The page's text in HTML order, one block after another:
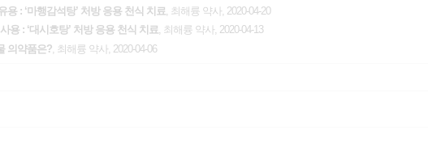
용 : ‘마행감석탕’ 처방 응용 천식 치료, 최해륭 약사, 2020-04-20
용 : ‘대시호탕’ 처방 응용 천식 치료, 최해륭 약사, 2020-04-13
의약품은? , 최해륭 약사, 2020-04-06